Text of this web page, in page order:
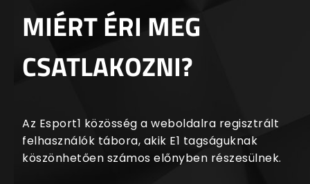
MIÉRT ÉRI MEG
CSATLAKOZNI?
Az Esport1 közösség a weboldalra regisztrált
felhasználók tábora, akik E1 tagságuknak
köszönhetően számos előnyben részesülnek.